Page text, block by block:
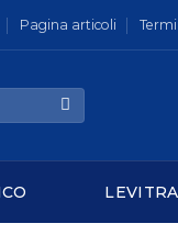
Pagina articoli